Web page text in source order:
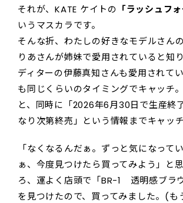
それが、KATE ケイトの 「ラッシュフ
いうマスカラです。
そんな折、わたしの好きなモデルさん
りあさんが姉妹で愛用されていると知
ディターの伊藤真知さんも愛用されて
も同じくらいのタイミングでキャッチ。
と、同時に「2026年6月30日で生産終
なり次第終売」という情報までキャッチ
「なくなるんだぁ。ずっと気になって
ぁ、今度見つけたら買ってみよう」と
ろ、運よく店頭で「BR-1 透明感ブラ
を見つけたので、買ってみました。(も